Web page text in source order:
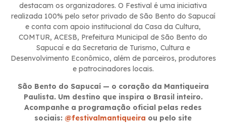
destacam os organizadores. O Festival é uma iniciativa
realizada 100% pelo setor privado de São Bento do Sapucaí
e conta com apoio institucional da Casa da Cultura,
COMTUR, ACESB, Prefeitura Municipal de São Bento do
Sapucaí e da Secretaria de Turismo, Cultura e
Desenvolvimento Econômico, além de parceiros, produtores
e patrocinadores locais.
São Bento do Sapucaí — o coração da Mantiqueira
Paulista. Um destino que inspira o Brasil inteiro.
Acompanhe a programação oficial pelas redes
sociais: @festivalmantiqueira ou pelo site